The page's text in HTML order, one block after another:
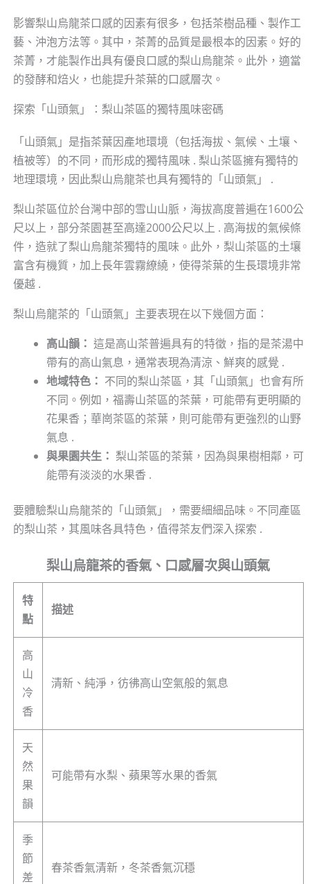
影響梨山烏龍茶口感的因素有很多，包括茶樹品種、製作工
藝、沖泡方法等。其中，茶菁的品質是最根本的因素。好的
茶菁，才能製作出具有優良口感的梨山烏龍茶。此外，適當
的發酵和焙火，也能提升茶葉的口感層次。
探索「山頭氣」：梨山茶區的獨特風味密碼
「山頭氣」是指茶葉因產地環境（包括海拔、氣候、土壤、
植被等）的不同，而形成的獨特風味 . 梨山茶區擁有獨特的
地理環境，因此梨山烏龍茶也具有獨特的「山頭氣」 .
梨山茶區位於台灣中部的雪山山脈，海拔高度普遍在1600公
尺以上，部分茶園甚至高達2000公尺以上 . 高海拔的氣候條
件，造就了梨山烏龍茶獨特的風味。此外，梨山茶區的土壤
富含有機質，加上長年雲霧繚繞，使得茶葉的生長環境非常
優越 .
梨山烏龍茶的「山頭氣」主要表現在以下幾個方面：
高山韻： 這是高山茶普遍具有的特徵，指的是茶湯中
帶有的高山氣息，通常表現為清涼、鮮爽的感覺 .
地域特色： 不同的梨山茶區，其「山頭氣」也會有所
不同。例如，福壽山茶區的茶葉，可能帶有更明顯的
花果香；華崗茶區的茶葉，則可能帶有更強烈的山野
氣息 .
與果園共生： 梨山茶區的茶葉，因為與果樹相鄰，可
能帶有淡淡的水果香 .
要體驗梨山烏龍茶的「山頭氣」，需要細細品味。不同產區
的梨山茶，其風味各具特色，值得茶友們深入探索 .
梨山烏龍茶的香氣、口感層次與山頭氣
特
點
描述
高
山
冷
香
清新、純淨，彷彿高山空氣般的氣息
天
然
果
韻
可能帶有水梨、蘋果等水果的香氣
季
節
差
春茶香氣清新，冬茶香氣沉穩